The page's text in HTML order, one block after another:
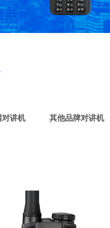
对讲机 其他品牌对讲机